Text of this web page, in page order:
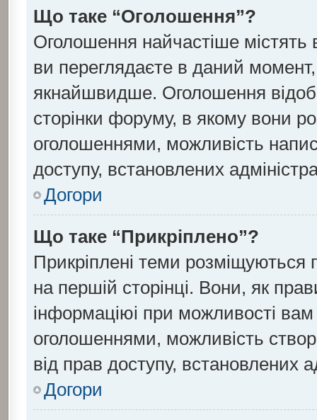
Що таке “Оголошення”?
Оголошення найчастіше
ви переглядаєте в даний момент,
якнайшвидше. Оголошення
сторінки форуму, в якому вони
оголошеннями, можливість
доступу, встановлених
Догори
Що таке “Прикріплено”?
Прикріплені теми
на першій сторінці. Вони, як
інформаціюі при можливості вам
оголошеннями, можливість
від прав доступу, встановлених
Догори